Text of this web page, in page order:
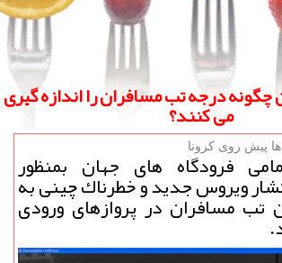
درجه تب مسافران را اندازه گیری
می كنند؟
پیش روی كرونا
فرودگاه های جهان بمنظور
ویروس جدید و خطرناك چینی به
مسافران در پروازهای ورودی